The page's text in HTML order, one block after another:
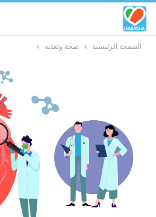
الصفحة الرئيسية صحة وتغذية